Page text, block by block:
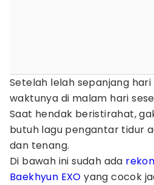
Setelah lelah sepanjang
waktunya di malam hari
Saat hendak beristirahat,
butuh lagu pengantar tidur
dan tenang.
Di bawah ini sudah ada
Baekhyun EXO yang cocok